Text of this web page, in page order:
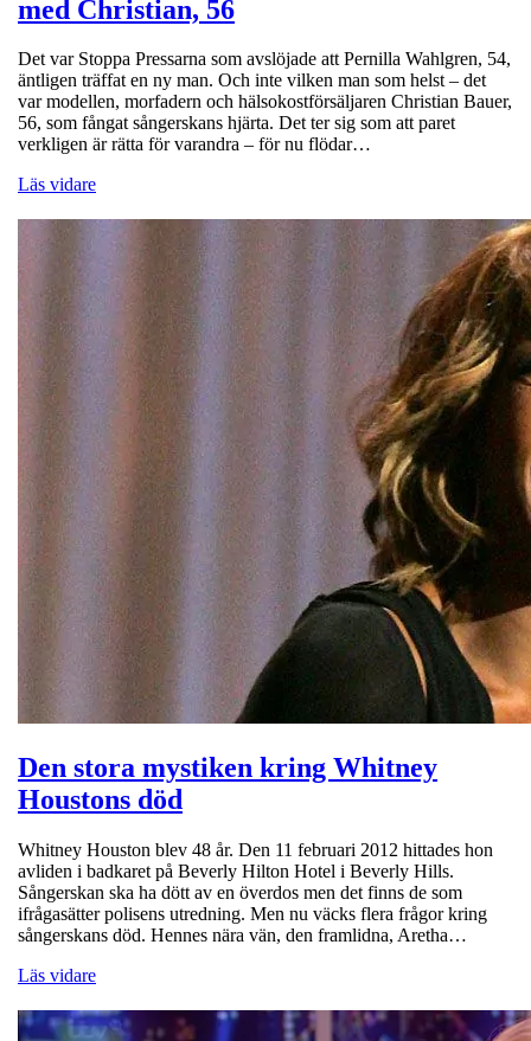
med Christian, 56
Det var Stoppa Pressarna som avslöjade att Pernilla Wahlgren, 54,
äntligen träffat en ny man. Och inte vilken man som helst – det
var modellen, morfadern och hälsokostförsäljaren Christian Bauer,
56, som fångat sångerskans hjärta. Det ter sig som att paret
verkligen är rätta för varandra – för nu flödar…
Läs vidare
Den stora mystiken kring Whitney
Houstons död
Whitney Houston blev 48 år. Den 11 februari 2012 hittades hon
avliden i badkaret på Beverly Hilton Hotel i Beverly Hills.
Sångerskan ska ha dött av en överdos men det finns de som
ifrågasätter polisens utredning. Men nu väcks flera frågor kring
sångerskans död. Hennes nära vän, den framlidna, Aretha…
Läs vidare